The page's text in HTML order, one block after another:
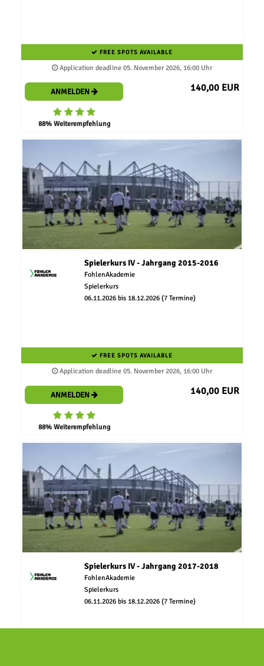
FREE SPOTS AVAILABLE
Application deadline 05. November 2026, 16:00 Uhr
ANMELDEN
88% Weiterempfehlung
140,00 EUR
Spielerkurs IV - Jahrgang 2015-2016
FohlenAkademie
Spielerkurs
06.11.2026 bis 18.12.2026 (7 Termine)
FREE SPOTS AVAILABLE
Application deadline 05. November 2026, 16:00 Uhr
ANMELDEN
88% Weiterempfehlung
140,00 EUR
Spielerkurs IV - Jahrgang 2017-2018
FohlenAkademie
Spielerkurs
06.11.2026 bis 18.12.2026 (7 Termine)